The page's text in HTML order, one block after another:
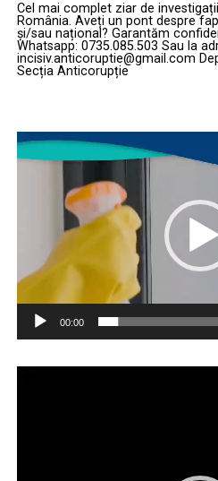
Cel mai complet ziar de
România. Aveți un pont despre
și/sau național? Garantăm
Whatsapp: 0735.085.503 Sau la
incisiv.anticoruptie@gmail.com
Secția Anticorupție
Player
video
00:00
Player